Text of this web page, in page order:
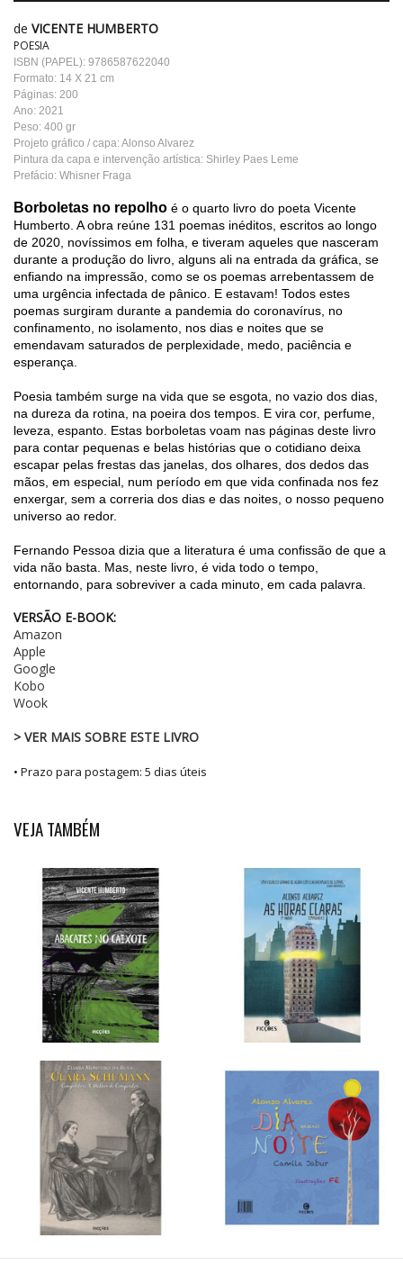
de VICENTE HUMBERTO
POESIA
ISBN (PAPEL): 9786587622040
Formato: 14 X 21 cm
Páginas: 200
Ano: 2021
Peso: 400 gr
Projeto gráfico / capa: Alonso Alvarez
Pintura da capa e intervenção artística: Shirley Paes Leme
Prefácio: Whisner Fraga
Borboletas no repolho é o quarto livro do poeta Vicente
Humberto. A obra reúne 131 poemas inéditos, escritos ao longo
de 2020, novíssimos em folha, e tiveram aqueles que nasceram
durante a produção do livro, alguns ali na entrada da gráfica, se
enfiando na impressão, como se os poemas arrebentassem de
uma urgência infectada de pânico. E estavam! Todos estes
poemas surgiram durante a pandemia do coronavírus, no
confinamento, no isolamento, nos dias e noites que se
emendavam saturados de perplexidade, medo, paciência e
esperança.
Poesia também surge na vida que se esgota, no vazio dos dias,
na dureza da rotina, na poeira dos tempos. E vira cor, perfume,
leveza, espanto. Estas borboletas voam nas páginas deste livro
para contar pequenas e belas histórias que o cotidiano deixa
escapar pelas frestas das janelas, dos olhares, dos dedos das
mãos, em especial, num período em que vida confinada nos fez
enxergar, sem a correria dos dias e das noites, o nosso pequeno
universo ao redor.
Fernando Pessoa dizia que a literatura é uma confissão de que a
vida não basta. Mas, neste livro, é vida todo o tempo,
entornando, para sobreviver a cada minuto, em cada palavra.
VERSÃO E-BOOK:
Amazon
Apple
Google
Kobo
Wook
> VER MAIS SOBRE ESTE LIVRO
• Prazo para postagem: 5 dias úteis
VEJA TAMBÉM